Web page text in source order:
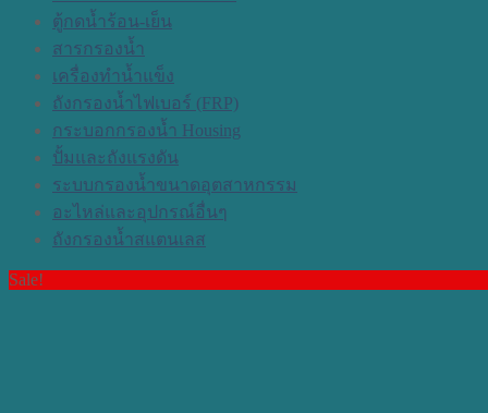
ตู้กดน้ำร้อน-เย็น
สารกรองน้ำ
เครื่องทำน้ำแข็ง
ถังกรองน้ำไฟเบอร์ (FRP)
กระบอกกรองน้ำ Housing
ปั้มและถังแรงดัน
ระบบกรองน้ำขนาดอุตสาหกรรม
อะไหล่และอุปกรณ์อื่นๆ
ถังกรองน้ำสแตนเลส
Sale!